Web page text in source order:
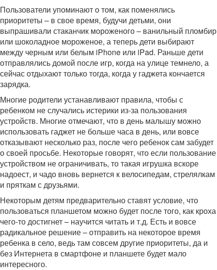
Пользователи упоминают о том, как поменялись
приоритеты – в свое время, будучи детьми, они
выпрашивали стаканчик мороженого – ванильный пломбир
или шоколадное мороженое, а теперь дети выбирают
между черным или белым iPhone или iPad. Раньше дети
отправлялись домой после игр, когда на улице темнело, а
сейчас отдыхают только тогда, когда у гаджета кончается
зарядка.
Многие родители устанавливают правила, чтобы с
ребенком не случались истерики из-за пользования
устройств. Многие отмечают, что в день малышу можно
использовать гаджет не больше часа в день, или вовсе
отказывают несколько раз, после чего ребенок сам забудет
о своей просьбе. Некоторые говорят, что если пользование
устройством не ограничивать, то такая игрушка вскоре
надоест, и чадо вновь вернется к велосипедам, стрелялкам
и пряткам с друзьями.
Некоторым детям предварительно ставят условие, что
пользоваться планшетом можно будет после того, как кроха
чего-то достигнет – научится читать и т.д. Есть и вовсе
радикальное решение – отправить на некоторое время
ребенка в село, ведь там совсем другие приоритеты, да и
без Интернета в смартфоне и планшете будет мало
интересного.